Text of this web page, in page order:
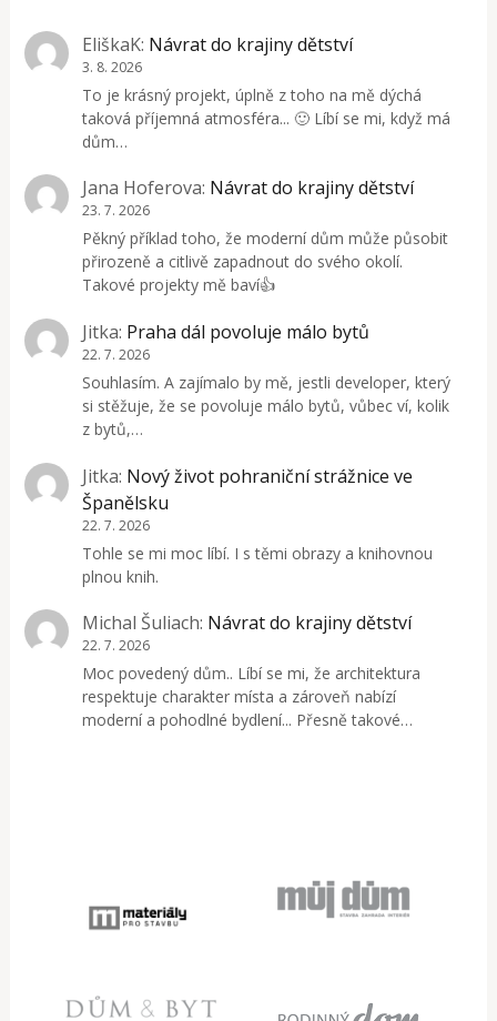
EliškaK: Návrat do krajiny dětství
3. 8. 2026
To je krásný projekt, úplně z toho na mě dýchá
taková příjemná atmosféra... 🙂 Líbí se mi, když má
dům…
Jana Hoferova: Návrat do krajiny dětství
23. 7. 2026
Pěkný příklad toho, že moderní dům může působit
přirozeně a citlivě zapadnout do svého okolí.
Takové projekty mě baví👍
Jitka: Praha dál povoluje málo bytů
22. 7. 2026
Souhlasím. A zajímalo by mě, jestli developer, který
si stěžuje, že se povoluje málo bytů, vůbec ví, kolik
z bytů,…
Jitka: Nový život pohraniční strážnice ve
Španělsku
22. 7. 2026
Tohle se mi moc líbí. I s těmi obrazy a knihovnou
plnou knih.
Michal Šuliach: Návrat do krajiny dětství
22. 7. 2026
Moc povedený dům.. Líbí se mi, že architektura
respektuje charakter místa a zároveň nabízí
moderní a pohodlné bydlení... Přesně takové…